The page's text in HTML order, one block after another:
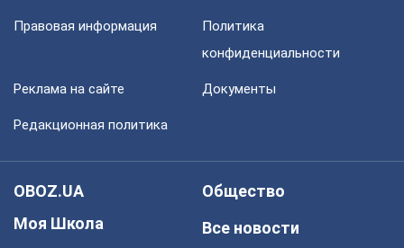
Правовая информация
Политика
конфиденциальности
Реклама на сайте Документы
Редакционная политика
OBOZ.UA
Моя Школа
Общество
Все новости